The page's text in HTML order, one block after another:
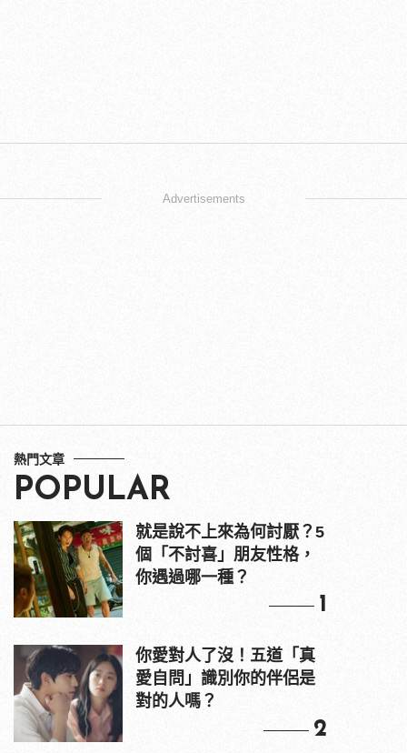
Advertisements
熱門文章
POPULAR
就是說不上來為何討厭？5
個「不討喜」朋友性格，
你遇過哪一種？
1
你愛對人了沒！五道「真
愛自問」識別你的伴侶是
對的人嗎？
2